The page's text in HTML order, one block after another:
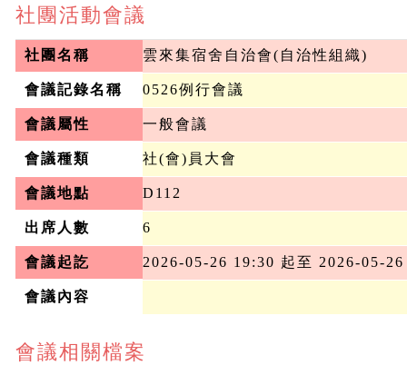
社團活動會議
社團名稱 雲來集宿舍自治會(自治性組織)
會議記錄名稱 0526例行會議
會議屬性 一般會議
會議種類 社(會)員大會
會議地點 D112
出席人數 6
會議起訖 2026-05-26 19:30 起至 2026-05-
會議內容
會議相關檔案